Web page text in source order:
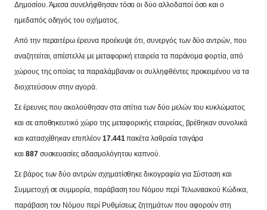
Δημοσίου. Άμεσα συνελήφθησαν τόσο οι δύο αλλοδαποί όσο και ο
ημεδαπός οδηγός του οχήματος.
Από την περαιτέρω έρευνα προέκυψε ότι, συνεργός των δύο αντρών, που
αναζητείται, απέστελλε με μεταφορική εταιρεία τα παράνομα φορτία, από
χώρους της οποίας τα παραλάμβαναν οι συλληφθέντες προκειμένου να τα
διοχετεύσουν στην αγορά.
Σε έρευνες που ακολούθησαν στα σπίτια των δύο μελών του κυκλώματος
και σε αποθηκευτικό χώρο της μεταφορικής εταιρείας, βρέθηκαν συνολικά
και κατασχέθηκαν επιπλέον 17.441πακέτα λαθραία τσιγάρα
και 887συσκευασίες αδασμολόγητου καπνού.
Σε βάρος των δύο αντρών σχηματίσθηκε δικογραφία για Σύσταση και
Συμμετοχή σε συμμορία, παράβαση του Νόμου περί Τελωνειακού Κώδικα,
παράβαση του Νόμου περί Ρυθμίσεως ζητημάτων που αφορούν στη